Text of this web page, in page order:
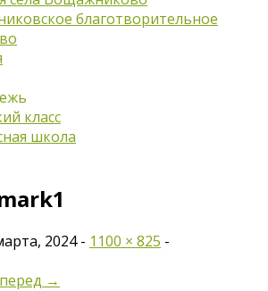
благотворительное
класс
школа
2024- 1100 × 825 -
→